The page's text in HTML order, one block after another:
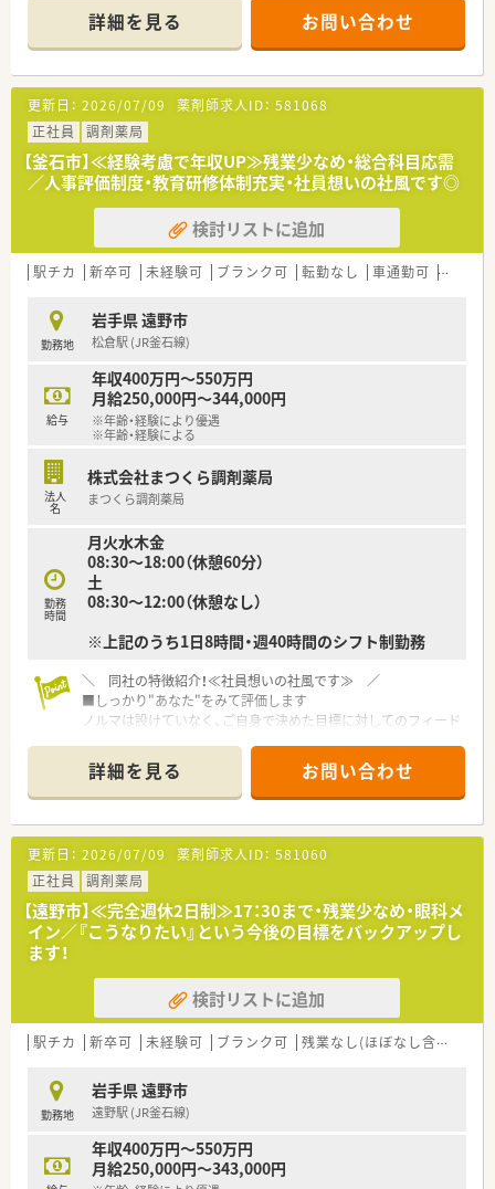
『こうなっていたい』という想いを大切にし、立てた目標を達成
するにはどうしたらいいかを、一緒に考えサポートしています。
■社長をはじめ、懐が深い社員が多いです
『3年先の人事』を見据えており、3年後はどうなっていたいかを
ライフプランなどを踏まえて希望を聞いております。
年2回の面談を通して、心境などを伺い、産休育休の相談はもち
ろんのこと、社員が長く、そして気持ちよく働けるような環境作
りをしています。
また、誕生日には、社長が毎年手書きのバースデーカードと一緒
にプレゼントがあります♪
店舗数が増えている今でも、変わらず『社員を想う』行動を継続
されています。
エリアマネージャーは、ほぼ新卒で入社しており、その際に泊ま
り込みで研修を受けており、しっかりと教育基盤がある同社で育
成されている方々です。
その方々の元で現場研修（OJT）をしていただきます。
学術大会や、様々なセミナーにも積極的に参加しており、定期的
にスキルアップできるようバックアップしています。
≪ 企業の詳細 ≫
■岩手県に本社を構える地場チェーン薬局です！
新規出店も継続しており、県内には20店舗以上ございます。
ます。
薬局は、クリニック門前から病院門前などに出店しているため、
どんな経験を積みたいかによって選ぶことも可能です！
■皮膚科をメインに応需しており、一包化にも対応しています。
があり、近隣各地の処方箋を応需しています。
また、同薬局では円盤を導入しており、残っている薬の数がバラ
バラだったり、飲み忘れ、飲み違いがある方には、飲むタイミン
グ毎に袋にまとめる一包化調剤も実施しています。
■店内は広くて明るく、清潔感があり気持ちよく就業できる環境
は困らない立地にございます。
≪ こんな方を歓迎いたします！ ≫
■門前クリニックの前で専門性を高めて就業したい方
■頼れる存在（エリアマネージャー）がいる環境でスキルアップ
を図っていきたい方
詳細を見る お問い合わせ
更新日： 2026/07/09 薬剤師求人ID： 581068
正社員
調剤薬局
【釜石市】≪経験考慮で年収UP≫残業少なめ・総合科目応需
／人事評価制度・教育研修体制充実・社員想いの社風です◎
検討リストに追加
駅チカ 新卒可 未経験可 ブランク可 転勤なし 車通勤可 寮・借
勤務地
岩手県 遠野市
松倉駅 (JR釜石線)
給与
年収400万円～550万円
月給250,000円～344,000円
※年齢・経験により優遇
※年齢・経験による
法人
名
株式会社まつくら調剤薬局
まつくら調剤薬局
勤務
時間
月火水木金
08:30～18:00（休憩60分）
土
08:30～12:00（休憩なし）
※上記のうち1日8時間・週40時間のシフト制勤務
＼ 同社の特徴紹介！≪社員想いの社風です≫ ／
■しっかり"あなた"をみて評価します
ノルマは設けていなく、ご自身で決めた目標に対してのフィード
『こうなっていたい』という想いを大切にし、立てた目標を達成
するにはどうしたらいいかを、一緒に考えサポートしています。
■社長をはじめ、懐が深い社員が多いです
『3年先の人事』を見据えており、3年後はどうなっていたいかを
ライフプランなどを踏まえて希望を聞いております。
年2回の面談を通して、心境などを伺い、産休育休の相談はもち
ろんのこと、社員が長く、そして気持ちよく働けるような環境作
りをしています。
また、誕生日には、社長が毎年手書きのバースデーカードと一緒
店舗数が増えている今でも、変わらず『社員を想う』行動を継続
されています。
■教育体制がしっかりしています
り込みで研修を受けており、しっかりと教育基盤がある同社で育
成されている方々です。
その方々の元で現場研修（OJT）をしていただきます。
学術大会や、様々なセミナーにも積極的に参加しており、定期的
にスキルアップできるようバックアップしています。
詳細を見る お問い合わせ
更新日： 2026/07/09 薬剤師求人ID： 581060
正社員
調剤薬局
【遠野市】≪完全週休2日制≫17：30まで・残業少なめ・眼科メ
イン／『こうなりたい』という今後の目標をバックアップし
ます！
検討リストに追加
駅チカ 新卒可 未経験可 ブランク可 残業なし(ほぼなし含む)
勤務地
岩手県 遠野市
遠野駅 (JR釜石線)
年収400万円～550万円
月給250,000円～343,000円